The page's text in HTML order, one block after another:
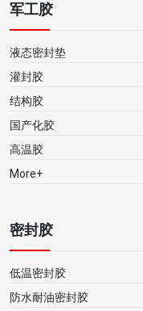
军工胶
液态密封垫
灌封胶
结构胶
国产化胶
高温胶
More+
密封胶
低温密封胶
防水耐油密封胶